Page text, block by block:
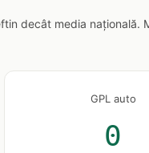
decât media națională.
GPL auto
0